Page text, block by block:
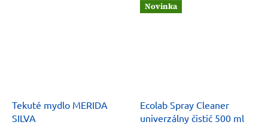
Tekuté mydlo MERIDA
SILVA
Novinka
Ecolab Spray Cleaner
univerzálny čistič 500 ml